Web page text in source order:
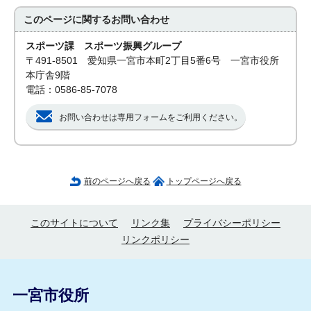
このページに関するお問い合わせ
スポーツ課 スポーツ振興グループ
〒491-8501 愛知県一宮市本町2丁目5番6号 一宮市役所
本庁舎9階
電話：0586-85-7078
お問い合わせは専用フォームをご利用ください。
前のページへ戻る トップページへ戻る
このサイトについて リンク集
プライバシーポリシー
リンクポリシー
一宮市役所